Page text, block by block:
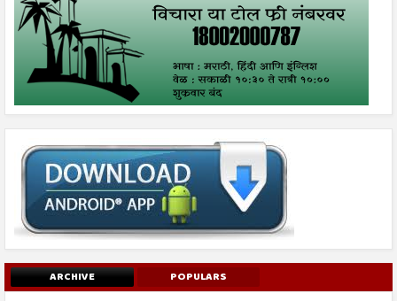
ARCHIVE POPULARS